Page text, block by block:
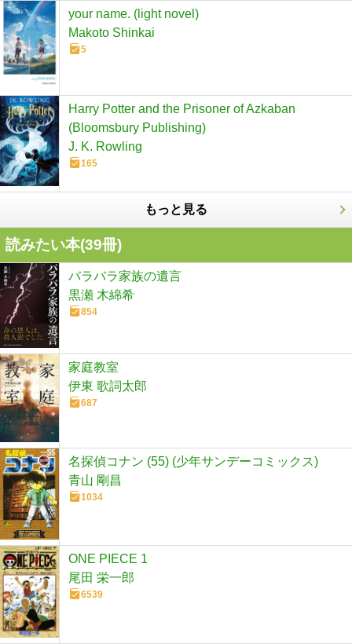
your name. (light novel)
Makoto Shinkai
5
Harry Potter and the Prisoner of Azkaban
(Bloomsbury Publishing)
J. K. Rowling
165
もっと見る
読みたい本(39冊)
バラバラ家族の遺言
黒瀬 木綿希
854
家庭教室
伊東 歌詞太郎
687
名探偵コナン (55) (少年サンデーコミックス)
青山 剛昌
1034
ONE PIECE 1
尾田 栄一郎
6539